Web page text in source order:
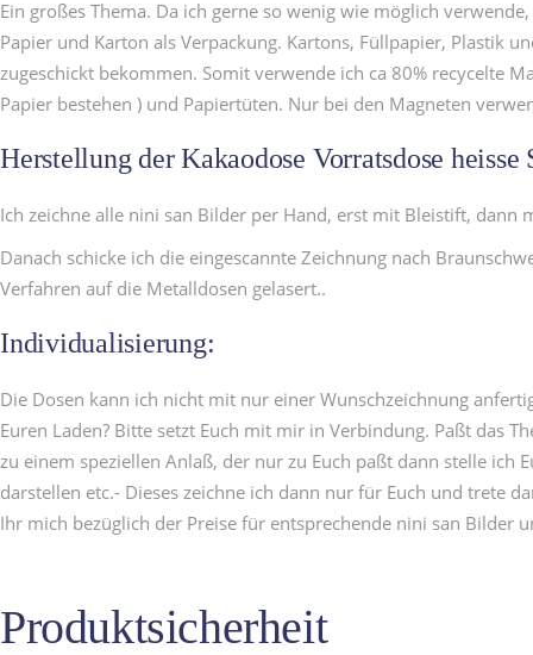
Ein großes Thema. Da ich gerne so wenig wie möglich
Papier und Karton als Verpackung. Kartons, Füllpapier, Plastik
zugeschickt bekommen. Somit verwende ich ca 80% recycelte
Papier bestehen ) und Papiertüten. Nur bei den Magneten
Herstellung der Kakaodose Vorratsdose heisse
Ich zeichne alle nini san Bilder per Hand, erst mit Bleistift,
Danach schicke ich die eingescannte Zeichnung nach
Verfahren auf die Metalldosen gelasert..
Individualisierung:
Die Dosen kann ich nicht mit nur einer Wunschzeichnung
Euren Laden? Bitte setzt Euch mit mir in Verbindung. Paßt das
zu einem speziellen Anlaß, der nur zu Euch paßt dann stelle ich
darstellen etc.- Dieses zeichne ich dann nur für Euch und trete
Ihr mich bezüglich der Preise für entsprechende nini san Bilder
Produktsicherheit